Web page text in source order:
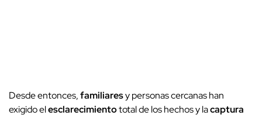
Desde entonces,familiaresy personas cercanas han
exigido elesclarecimientototal de los hechos y lacaptura